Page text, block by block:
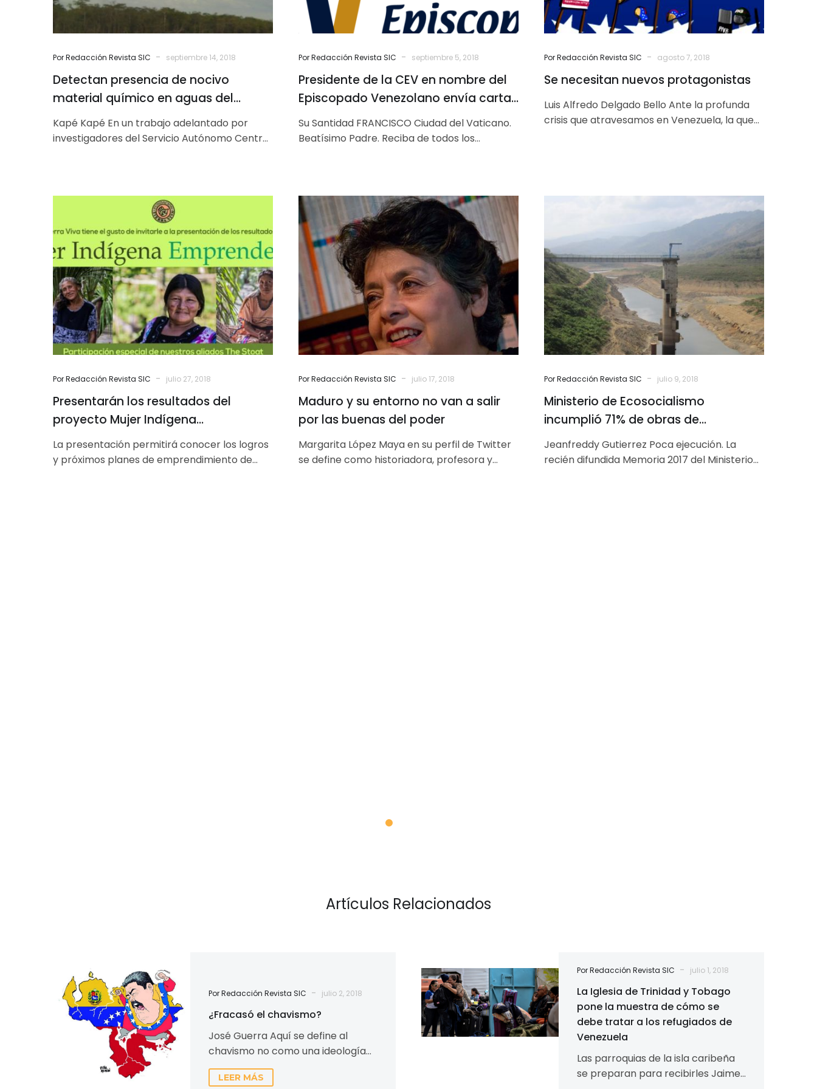
municipio
Atabapo
Por Redacción Revista SIC - septiembre 14, 2018
Detectan presencia de nocivo
material químico en aguas del
municipio Atabapo
Kapé Kapé En un trabajo adelantado por
investigadores del Servicio Autónomo Centro
envía
carta
Papa
Francisco
Por Redacción Revista SIC - septiembre 5, 2018
Presidente de la CEV en nombre del
Episcopado Venezolano envía carta
al Papa Francisco
Su Santidad FRANCISCO Ciudad del Vaticano.
Beatísimo Padre. Reciba de todos los
Por Redacción Revista SIC - agosto 7, 2018
Se necesitan nuevos protagonistas
Luis Alfredo Delgado Bello Ante la profunda
crisis que atravesamos en Venezuela, la que
Presentarán
los
resultados
del
proyecto
Mujer
Indígena
Emprendedora
Por Redacción Revista SIC - julio 27, 2018
Presentarán los resultados del
proyecto Mujer Indígena
Emprendedora
La presentación permitirá conocer los logros
y próximos planes de emprendimiento de
Maduro
y
su
entorno
no
van
a
salir
por
las
buenas
poder
Por Redacción Revista SIC - julio 17, 2018
Maduro y su entorno no van a salir
por las buenas del poder
Margarita López Maya en su perfil de Twitter
se define como historiadora, profesora y
Ecosocialismo
incumplió
71%
de
obras
mantenimiento
de
embalses
2017
Por Redacción Revista SIC - julio 9, 2018
Ministerio de Ecosocialismo
incumplió 71% de obras de
mantenimiento de embalses en 2017
Jeanfreddy Gutierrez Poca ejecución. La
recién difundida Memoria 2017 del Ministerio
Artículos Relacionados
¿Fracasó
el
chavismo?
Por Redacción Revista SIC - julio 2, 2018
¿Fracasó el chavismo?
José Guerra Aquí se define al
chavismo no como una ideología
política estructurada porque en
realidad no lo es, sino…
LEER MÁS
Iglesia
de
Trinidad
y
Por Redacción Revista SIC - julio 1, 2018
La Iglesia de Trinidad y Tobago
pone la muestra de cómo se
debe tratar a los refugiados de
Venezuela
Las parroquias de la isla caribeña
se preparan para recibirles Jaime